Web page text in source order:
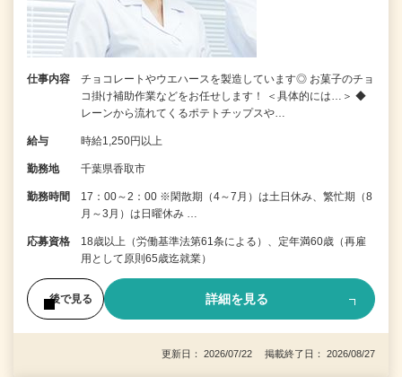
仕事内容
チョコレートやウエハースを製造しています◎ お菓子のチョ
コ掛け補助作業などをお任せします！ ＜具体的には…＞ ◆
レーンから流れてくるポテトチップスや…
給与 時給1,250円以上
勤務地 千葉県香取市
勤務時間
17：00～2：00 ※閑散期（4～7月）は土日休み、繁忙期（8
月～3月）は日曜休み …
応募資格
18歳以上（労働基準法第61条による）、定年満60歳（再雇
用として原則65歳迄就業）
後で見る 詳細を見る
更新日： 2026/07/22 掲載終了日： 2026/08/27